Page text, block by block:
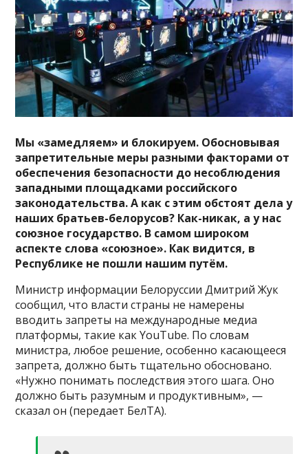
Мы «замедляем» и блокируем. Обосновывая
запретительные меры разными факторами от
обеспечения безопасности до несоблюдения
западными площадками российского
законодательства. А как с этим обстоят дела у
наших братьев-белорусов? Как-никак, а у нас
союзное государство. В самом широком
аспекте слова «союзное». Как видится, в
Республике не пошли нашим путём.
Министр информации Белоруссии Дмитрий Жук
сообщил, что власти страны не намерены
вводить запреты на международные медиа
платформы, такие как YouTube. По словам
министра, любое решение, особенно касающееся
запрета, должно быть тщательно обосновано.
«Нужно понимать последствия этого шага. Оно
должно быть разумным и продуктивным», —
сказал он (передает БелТА).